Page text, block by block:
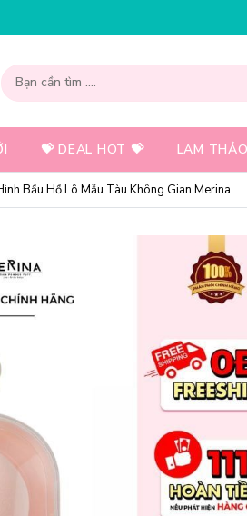
💝 DEAL HOT 💝 LAM
Bầu Hồ Lô Mẫu Tàu Không Gian Merina